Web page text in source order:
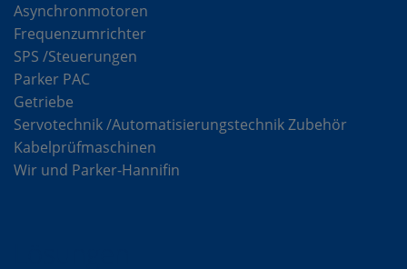
Asynchronmotoren
Frequenzumrichter
SPS /Steuerungen
Parker PAC
Getriebe
Servotechnik /Automatisierungstechnik Zubehör
Kabelprüfmaschinen
Wir und Parker-Hannifin